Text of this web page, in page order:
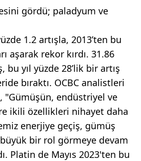
gördü; paladyum ve
1.2 artışla, 2013’ten bu
aşarak rekor kırdı. 31.86
bu yıl yüzde 28’lik bir artış
bıraktı. OCBC analistleri
"Gümüşün, endüstriyel ve
ikili özellikleri nihayet daha
enerjiye geçiş, gümüş
bir rol görmeye devam
Platin de Mayıs 2023'ten bu